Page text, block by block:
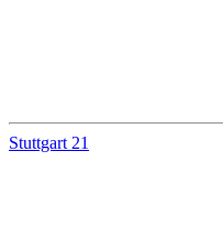
Stuttgart 21